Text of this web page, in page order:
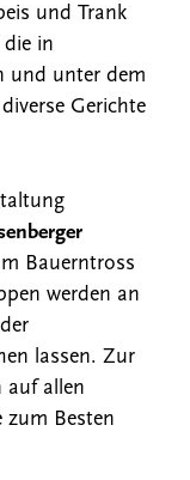
und Trank
die in
und unter dem
Gerichte
Bauerntross
werden an
lassen. Zur
auf allen
zum Besten